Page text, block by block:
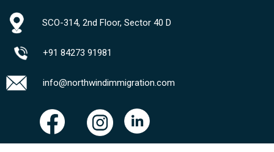
SCO-314, 2nd Floor, Sector 40 D
+91 84273 91981
info@northwindimmigration.com